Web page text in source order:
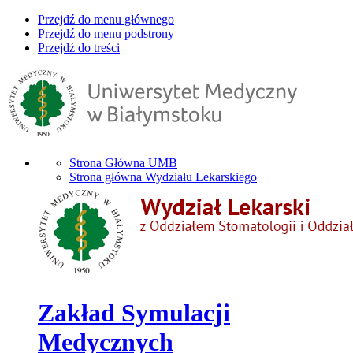
Przejdź do menu głównego
Przejdź do menu podstrony
Przejdź do treści
Strona Główna UMB
Strona główna Wydziału Lekarskiego
Zakład Symulacji
Medycznych